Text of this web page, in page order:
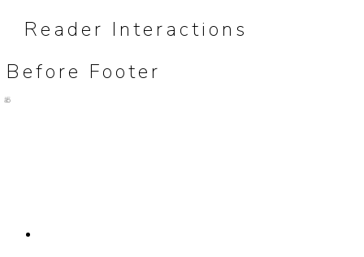
Reader Interactions
Before Footer